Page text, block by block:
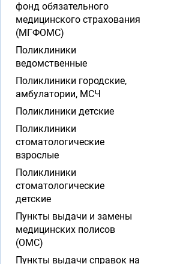
фонд обязательного
медицинского страхования
(МГФОМС)
Поликлиники
ведомственные
Поликлиники городские,
амбулатории, МСЧ
Поликлиники детские
Поликлиники
стоматологические
взрослые
Поликлиники
стоматологические
детские
Пункты выдачи и замены
медицинских полисов
(ОМС)
Пункты выдачи справок на